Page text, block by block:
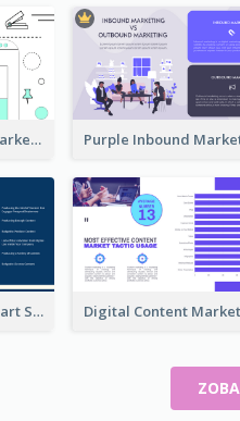
Mint Green Content Marketing Strategic Analysis
Content Market Pie Chart Strategic Analysis